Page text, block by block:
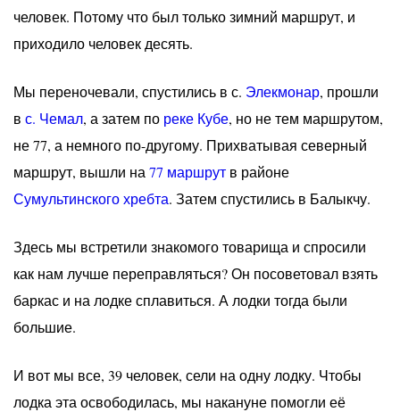
человек. Потому что был только зимний маршрут, и
приходило человек десять.
Мы переночевали, спустились в с. Элекмонар, прошли
в с. Чемал, а затем по реке Кубе, но не тем маршрутом,
не 77, а немного по-другому. Прихватывая северный
маршрут, вышли на 77 маршрут в районе
Сумультинского хребта. Затем спустились в Балыкчу.
Здесь мы встретили знакомого товарища и спросили
как нам лучше переправляться? Он посоветовал взять
баркас и на лодке сплавиться. А лодки тогда были
большие.
И вот мы все, 39 человек, сели на одну лодку. Чтобы
лодка эта освободилась, мы накануне помогли её